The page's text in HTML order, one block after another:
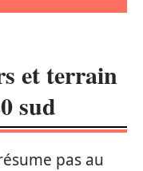
et terrain
sud
pas au